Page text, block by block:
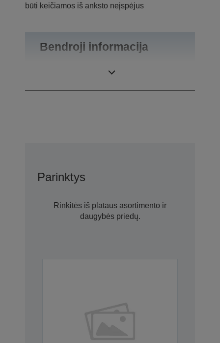
būti keičiamos iš anksto neįspėjus
Bendroji informacija
Parinktys
Rinkitės iš plataus asortimento ir
daugybės priedų.